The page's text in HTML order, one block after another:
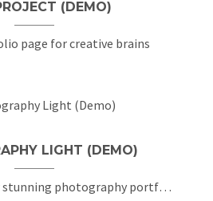
(DEMO)
page for creative brains
LIGHT (DEMO)
Light template for stunning photography portfolio page